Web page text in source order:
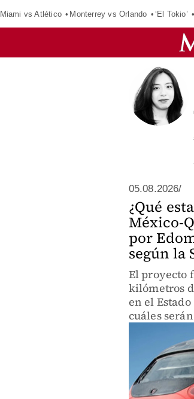
Miami vs Atlético Monterrey vs Orlando ‘El Tokio’
05.08.2026/
¿Qué
México-
por
según la
El proyecto
kilómetros
en el
cuáles